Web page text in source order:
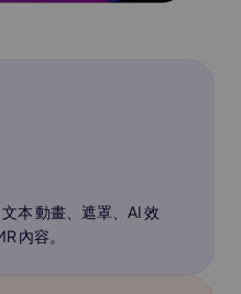
本 動畫、遮罩、AI 效
內容。